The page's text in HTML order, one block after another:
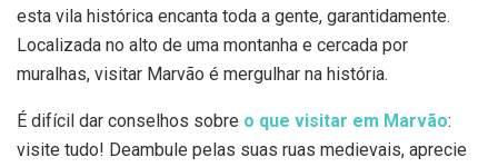
esta vila histórica encanta toda a gente, garantidamente.
Localizada no alto de uma montanha e cercada por
muralhas, visitar Marvão é mergulhar na história.
É difícil dar conselhos sobre o que visitar em Marvão:
visite tudo! Deambule pelas suas ruas medievais, aprecie